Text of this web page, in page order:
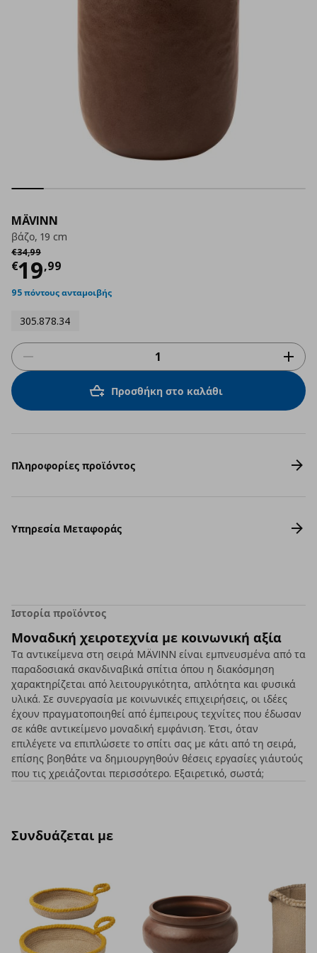
MÄVINN
βάζο, 19 cm
€34,99
Αρχική τιμή
€19,99
Τρέχουσα τιμή
95 πόντους ανταμοιβής
305.878.34
Προσθήκη στο καλάθι
Πληροφορίες προϊόντος
Υπηρεσία Μεταφοράς
Ιστορία προϊόντος
Μοναδική χειροτεχνία με κοινωνική αξία
Τα αντικείμενα στη σειρά MÄVINN είναι εμπνευσμένα από τα
παραδοσιακά σκανδιναβικά σπίτια όπου η διακόσμηση
χαρακτηρίζεται από λειτουργικότητα, απλότητα και φυσικά
υλικά. Σε συνεργασία με κοινωνικές επιχειρήσεις, οι ιδέες
έχουν πραγματοποιηθεί από έμπειρους τεχνίτες που έδωσαν
σε κάθε αντικείμενο μοναδική εμφάνιση. Έτσι, όταν
επιλέγετε να επιπλώσετε το σπίτι σας με κάτι από τη σειρά,
επίσης βοηθάτε να δημιουργηθούν θέσεις εργασίες γι΄αυτούς
που τις χρειάζονται περισσότερο. Εξαιρετικό, σωστά;
Συνδυάζεται με